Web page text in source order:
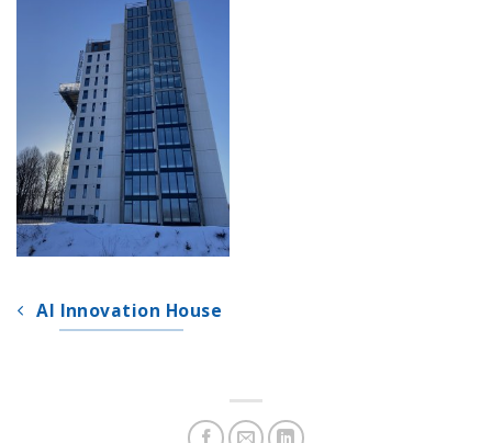
AI Innovation House